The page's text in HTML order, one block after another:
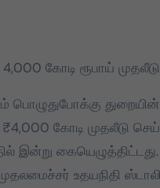
கோடி ரூபாய்
பொழுதுபோக்கு
கோடி முதலீடு
இன்று
உதயநிதி
TVK